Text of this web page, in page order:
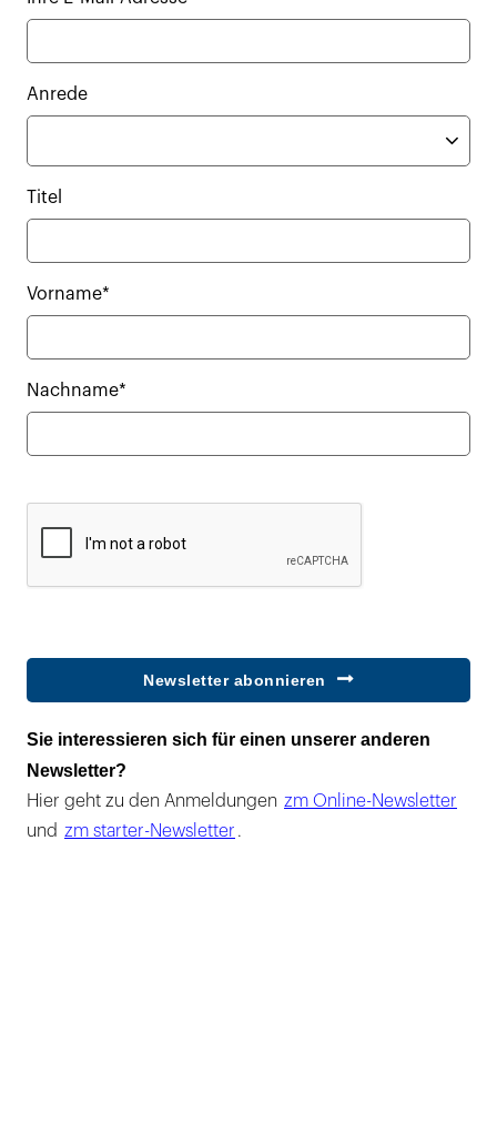
Anrede
Titel
Vorname*
Nachname*
Newsletter abonnieren
Sie interessieren sich für einen unserer anderen
Newsletter?
Hier geht zu den Anmeldungen zm Online-Newsletter
und zm starter-Newsletter .